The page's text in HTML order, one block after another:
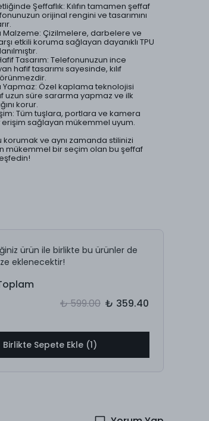
Şeffaflık: Kılıfın tamamen şeffaf
orijinal rengini ve tasarımını
Malzeme: Çizilmelere, darbelere ve
etkili koruma sağlayan dayanıklı TPU
Tasarım: Telefonunuzun ince
hafif tasarımı sayesinde, kılıf
Özel kaplama teknolojisi
uzun süre sararma yapmaz ve ilk
korur.
Tüm tuşlara, portlara ve kamera
sağlayan mükemmel uyum.
korumak ve aynı zamanda stilinizi
mükemmel bir seçim olan bu şeffaf
ürün ile birlikte bu ürünler de
eklenecektir!
₺ 599.00 ₺ 359.40
Birlikte Sepete Ekle (1)